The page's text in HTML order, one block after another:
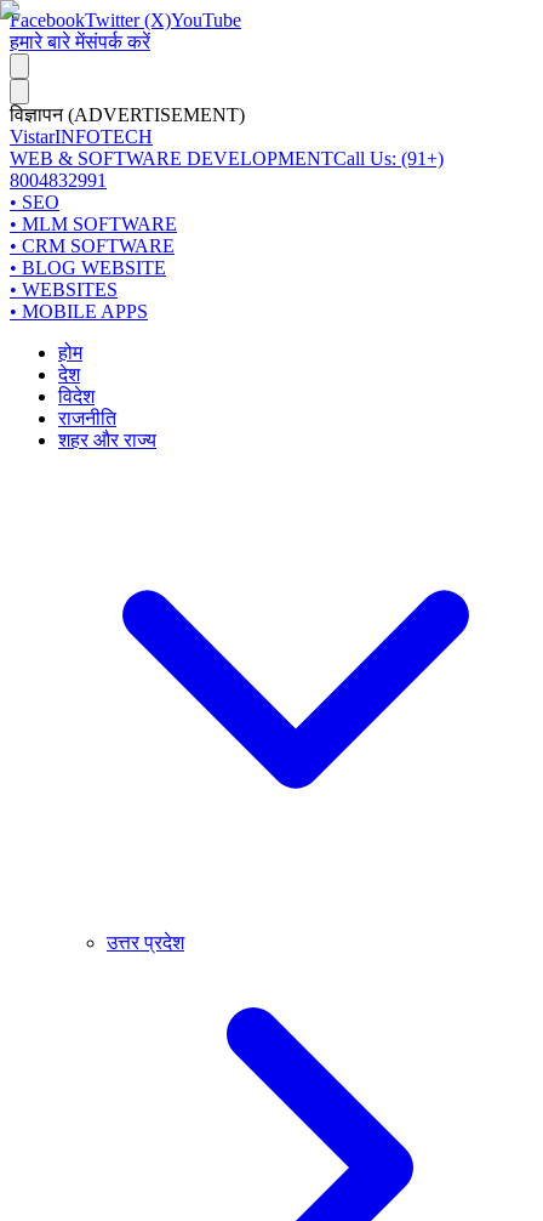
FacebookTwitter (X)YouTube
हमारे बारे मेंसंपर्क करें
विज्ञापन (ADVERTISEMENT)
VistarINFOTECH
WEB & SOFTWARE DEVELOPMENTCall Us: (91+)
8004832991
• SEO
• MLM SOFTWARE
• CRM SOFTWARE
• BLOG WEBSITE
• WEBSITES
• MOBILE APPS
होम
देश
विदेश
राजनीति
शहर और राज्य
उत्तर प्रदेश